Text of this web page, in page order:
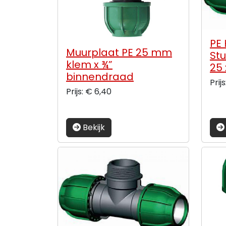
Muurplaat PE 25 mm
klem x ¾”
binnendraad
Prijs: € 6,40
Bekijk
25